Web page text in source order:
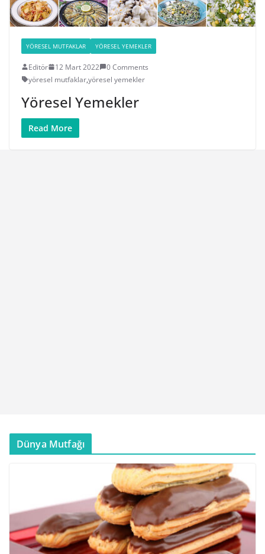
YÖRESEL MUTFAKLAR YÖRESEL YEMEKLER
Editör 12 Mart 2022
0 Comments
yöresel mutfaklar,yöresel yemekler
Yöresel Yemekler
Read More
Dünya Mutfağı